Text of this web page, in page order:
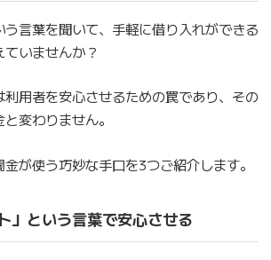
う言葉を聞いて、手軽に借り入れができる
いませんか？
利用者を安心させるための罠であり、その
変わりません。
が使う巧妙な手口を3つご紹介します。
」という言葉で安心させる